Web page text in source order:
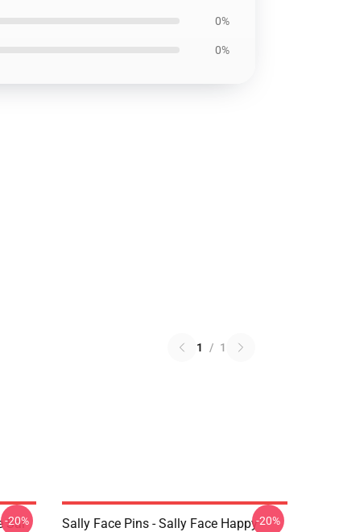
0%
0%
1 / 1
Sal
-20%
Sally Face Pins - Sally Face Happy-20%